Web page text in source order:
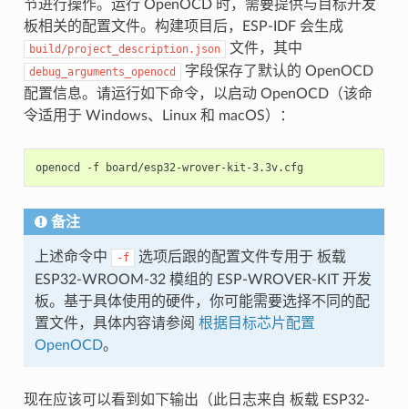
节进行操作。运行 OpenOCD 时，需要提供与目标开发
板相关的配置文件。构建项目后，ESP-IDF 会生成
build/project_description.json 文件，其中
debug_arguments_openocd
字段保存了默认的 OpenOCD
配置信息。请运行如下命令，以启动 OpenOCD（该命
令适用于 Windows、Linux 和 macOS）：
openocd -f
备注
上述命令中 -f
选项后跟的配置文件专用于 板载
ESP32-WROOM-32 模组的 ESP-WROVER-KIT 开发
板。基于具体使用的硬件，你可能需要选择不同的配
置文件，具体内容请参阅 根据目标芯片配置
OpenOCD。
现在应该可以看到如下输出（此日志来自 板载 ESP32-